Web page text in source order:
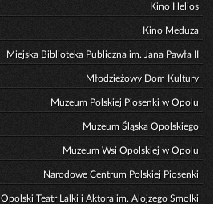
Kino Helios
Kino Meduza
Miejska Biblioteka Publiczna im. Jana Pawła II
Młodzieżowy Dom Kultury
Muzeum Polskiej Piosenki w Opolu
Muzeum Śląska Opolskiego
Muzeum Wsi Opolskiej w Opolu
Narodowe Centrum Polskiej Piosenki
Opolski Teatr Lalki i Aktora im. Alojzego Smolki